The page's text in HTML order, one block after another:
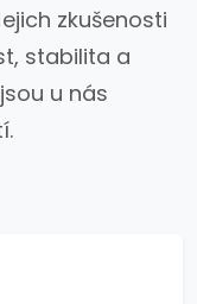
zkušenosti
stabilita a
u nás